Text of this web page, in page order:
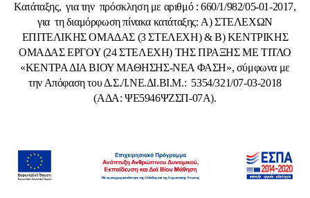
Κατάταξης, για την πρόσκληση με αριθμό : 660/1/982/05-01-2017,
γιατη διαμόρφωση πίνακα κατάταξης: Α) ΣΤΕΛΕΧΩΝ
ΕΠΙΤΕΛΙΚΗΣ ΟΜΑΔΑΣ (3 ΣΤΕΛΕΧΗ) & Β) ΚΕΝΤΡΙΚΗΣ
ΟΜΑΔΑΣ ΕΡΓΟΥ (24 ΣΤΕΛΕΧΗ) ΤΗΣ ΠΡΑΞΗΣ ΜΕ ΤΙΤΛΟ
«ΚΕΝΤΡΑ ΔΙΑ ΒΙΟΥ ΜΑΘΗΣΗΣ-ΝΕΑ ΦΑΣΗ», σύμφωνα με
την Απόφαση του Δ.Σ./Ι.ΝΕ.ΔΙ.ΒΙ.Μ.: 5354/321/07-03-2018
(ΑΔΑ: ΨΕ5946ΨΖΣΠ-07Α).